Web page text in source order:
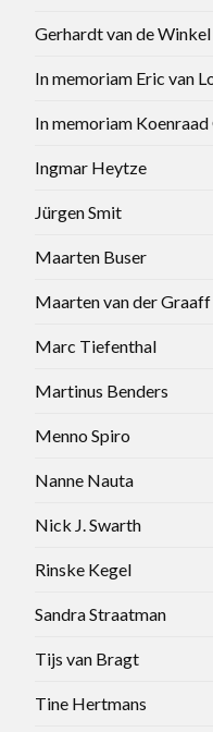
Gerhardt van de Winkel
In memoriam Eric van
In memoriam Koenraad
Ingmar Heytze
Jürgen Smit
Maarten Buser
Maarten van der Graaff
Marc Tiefenthal
Martinus Benders
Menno Spiro
Nanne Nauta
Nick J. Swarth
Rinske Kegel
Sandra Straatman
Tijs van Bragt
Tine Hertmans